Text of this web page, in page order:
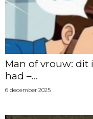
Man of vrouw: dit
had –...
6 december 2025